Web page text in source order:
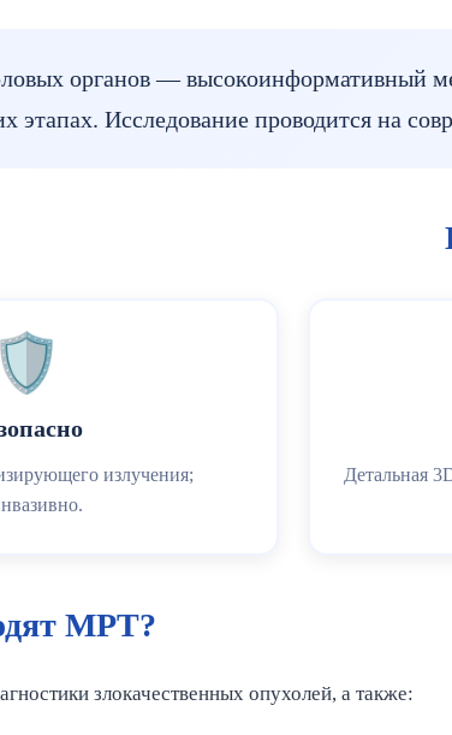
органов — высокоинформативный
этапах. Исследование проводится на
🛡️
излучения;
Детальная
МРТ?
злокачественных опухолей, а также: